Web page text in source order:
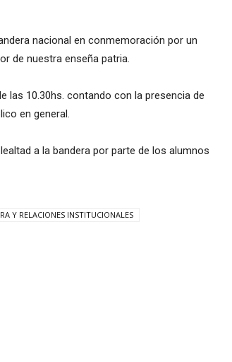
nacional en conmemoración por un
de nuestra enseña patria.
las 10.30hs. contando con la presencia de
en general.
a la bandera por parte de los alumnos
Y RELACIONES INSTITUCIONALES